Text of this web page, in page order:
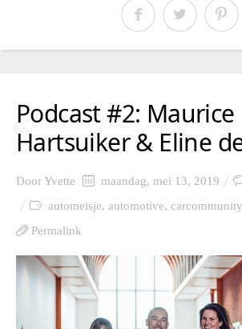
Podcast #2: Maurice
Hartsuiker & Eline
DoorYvette maandag, mei 13, 2019
automeisje, automotive, carcommunity
Permalink